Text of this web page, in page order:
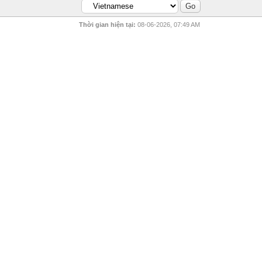
Thời gian hiện tại: 08-06-2026, 07:49 AM